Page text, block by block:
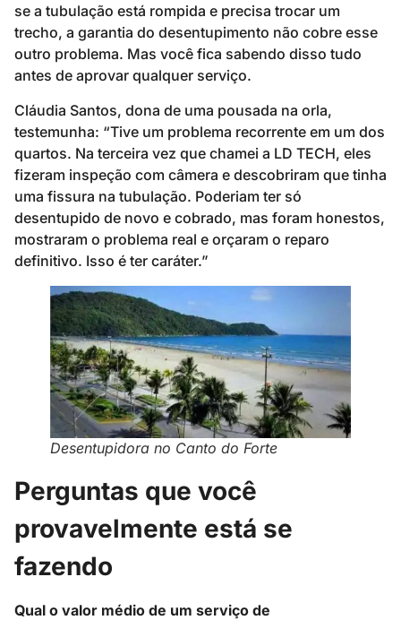
se a tubulação está rompida e precisa trocar um
trecho, a garantia do desentupimento não cobre esse
outro problema. Mas você fica sabendo disso tudo
antes de aprovar qualquer serviço.
Cláudia Santos, dona de uma pousada na orla,
testemunha: “Tive um problema recorrente em um dos
quartos. Na terceira vez que chamei a LD TECH, eles
fizeram inspeção com câmera e descobriram que tinha
uma fissura na tubulação. Poderiam ter só
desentupido de novo e cobrado, mas foram honestos,
mostraram o problema real e orçaram o reparo
definitivo. Isso é ter caráter.”
Desentupidora no Canto do Forte
Perguntas que você
provavelmente está se
fazendo
Qual o valor médio de um serviço de